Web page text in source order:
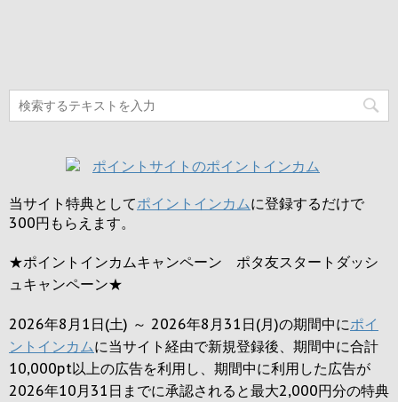
当サイト特典としてポイントインカムに登録するだけで
300円 もらえます。
★ポイントインカムキャンペーン ポタ友スタートダッシ
ュキャンペーン★
2026年8月1日(土) ～ 2026年8月31日(月)の期間中にポイ
ントインカムに当サイト経由で新規登録後、期間中に合計
10,000pt以上の広告を利用し、期間中に利用した広告が
2026年10月31日までに承認されると最大2,000円分の特典